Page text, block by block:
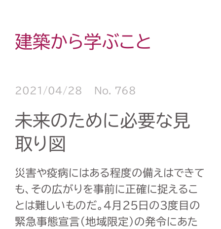
建築から学ぶこと
2021/04/28 No. 768
未来のために必要な見
取り図
災害や疫病にはある程度の備えはできて
も、その広がりを事前に正確に捉えるこ
とは難しいものだ。 4月 25 日の3度目の
緊急事態宣言（地域限定）の発令にあた